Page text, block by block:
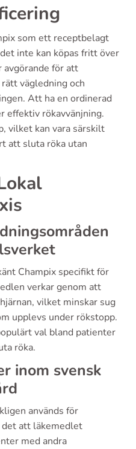
som ett receptbelagt
inte kan köpas fritt över
avgörande för att
vägledning och
Att ha en ordinerad
effektiv rökavvänjning.
vilket kan vara särskilt
att sluta röka utan
Champix specifikt för
verkar genom att
vilket minskar sug
upplevs under rökstopp.
val bland patienter
röka.
inom svensk
används för
det att läkemedlet
med andra